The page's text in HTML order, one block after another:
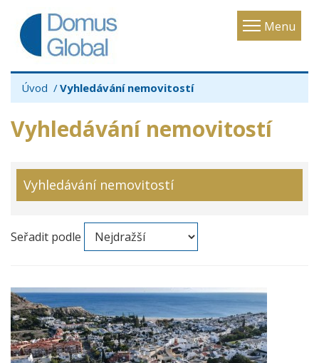
Menu
Toggle
Úvod Vyhledávání nemovitostí
Vyhledávání nemovitostí
Vyhledávání nemovitostí
Seřadit podle